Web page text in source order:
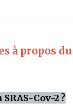
à propos du
SRAS-Cov-2 ?